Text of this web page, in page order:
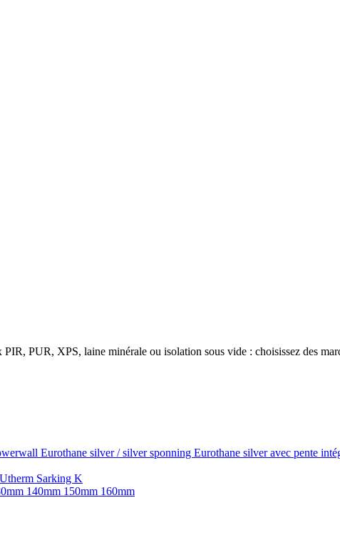
PUR, XPS, laine minérale ou isolation sous vide : choisissez des
Eurothane silver / silver sponning Eurothane silver avec pente
Utherm Sarking K
140mm 150mm 160mm